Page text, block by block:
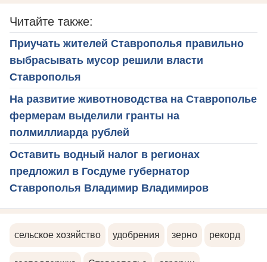
Читайте также:
Приучать жителей Ставрополья правильно
выбрасывать мусор решили власти
Ставрополья
На развитие животноводства на Ставрополье
фермерам выделили гранты на
полмиллиарда рублей
Оставить водный налог в регионах
предложил в Госдуме губернатор
Ставрополья Владимир Владимиров
сельское хозяйство удобрения зерно рекорд